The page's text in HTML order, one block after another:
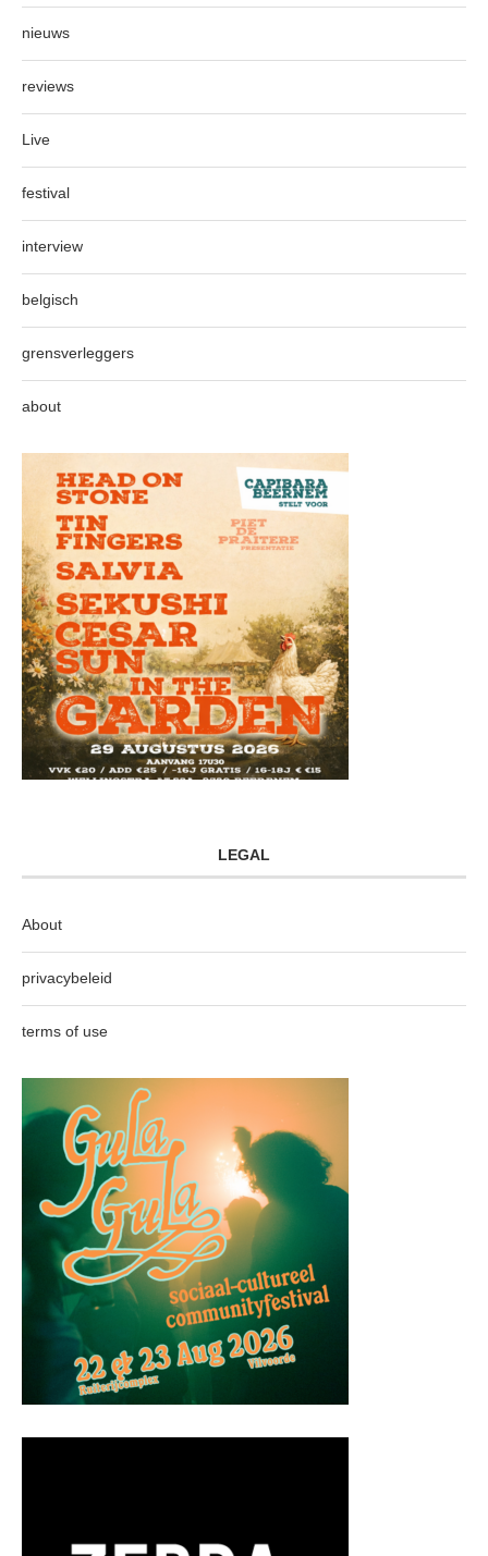
nieuws
reviews
Live
festival
interview
belgisch
grensverleggers
about
LEGAL
About
privacybeleid
terms of use